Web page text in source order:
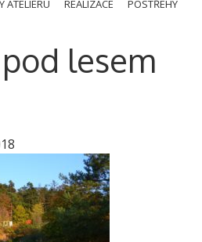
ATELIÉRU REALIZACE POSTŘEHY
lesem